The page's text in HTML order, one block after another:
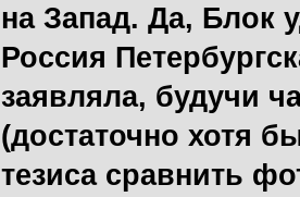
на Запад. Да, Блок
Россия
заявляла, будучи
(достаточно хотя
тезиса сравнить